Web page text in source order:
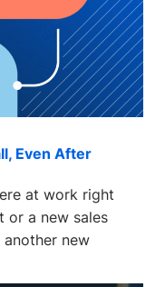
Even After
at work right
or a new sales
another new